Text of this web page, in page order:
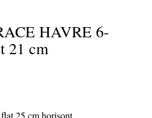
HAVRE 6-
21 cm